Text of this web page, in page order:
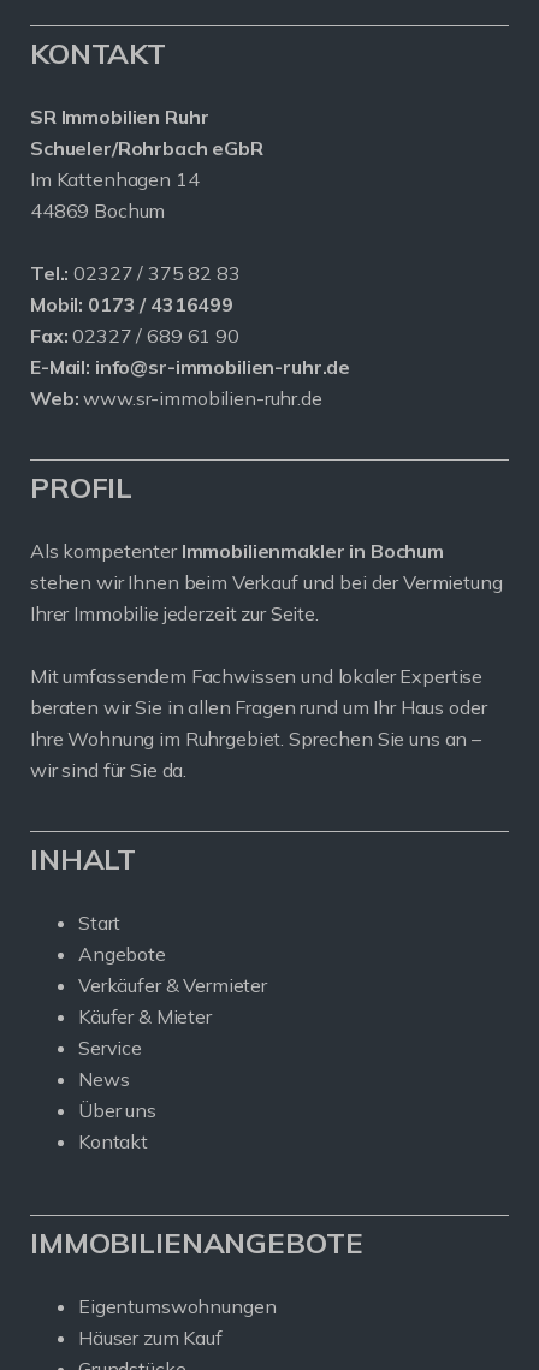
KONTAKT
SR Immobilien Ruhr
Schueler/Rohrbach eGbR
Im Kattenhagen 14
44869 Bochum
Tel.: 02327 / 375 82 83
Mobil: 0173 / 4316499
Fax: 02327 / 689 61 90
E-Mail: info@sr-immobilien-ruhr.de
Web: www.sr-immobilien-ruhr.de
PROFIL
Als kompetenter Immobilienmakler in Bochum
stehen wir Ihnen beim Verkauf und bei der Vermietung
Ihrer Immobilie jederzeit zur Seite.
Mit umfassendem Fachwissen und lokaler Expertise
beraten wir Sie in allen Fragen rund um Ihr Haus oder
Ihre Wohnung im Ruhrgebiet. Sprechen Sie uns an –
wir sind für Sie da.
INHALT
Start
Angebote
Verkäufer & Vermieter
Käufer & Mieter
Service
News
Über uns
Kontakt
IMMOBILIENANGEBOTE
Eigentumswohnungen
Häuser zum Kauf